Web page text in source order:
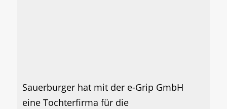
Sauerburger hat mit der e-Grip GmbH
eine Tochterfirma für die